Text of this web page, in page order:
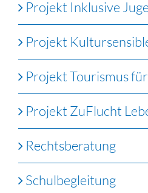
Projekt Inklusive
Projekt
Projekt Tourismus
Projekt ZuFlucht
Rechtsberatung
Schulbegleitung